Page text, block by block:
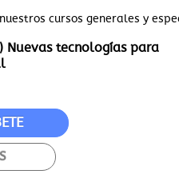
nuestros cursos generales y
Nuevas tecnologías para